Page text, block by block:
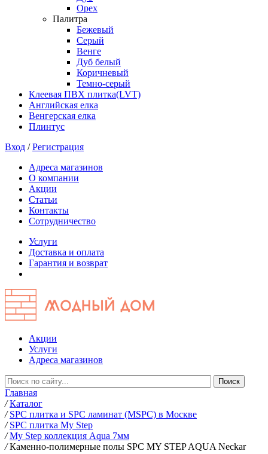
Орех
Палитра
Бежевый
Серый
Венге
Дуб белый
Коричневый
Темно-серый
Клеевая ПВХ плитка(LVT)
Английская елка
Венгерская елка
Плинтус
Вход /Регистрация
Адреса магазинов
О компании
Акции
Статьи
Контакты
Сотрудничество
Услуги
Доставка и оплата
Гарантия и возврат
Акции
Услуги
Адреса магазинов
Главная
/ Каталог
/ SPC плитка и SPC ламинат (MSPC) в Москве
/ SPC плитка My Step
/ My Step коллекция Aqua 7мм
/ Каменно-полимерные полы SPC MY STEP AQUA Neckar